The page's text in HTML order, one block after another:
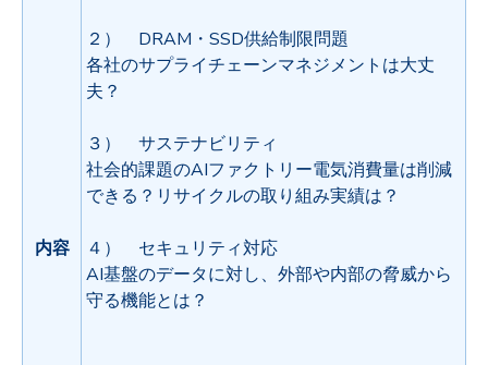
内容
２） DRAM・SSD供給制限問題
各社のサプライチェーンマネジメントは大丈
夫？
３） サステナビリティ
社会的課題のAIファクトリー電気消費量は削減
できる？リサイクルの取り組み実績は？
４） セキュリティ対応
AI基盤のデータに対し、外部や内部の脅威から
守る機能とは？